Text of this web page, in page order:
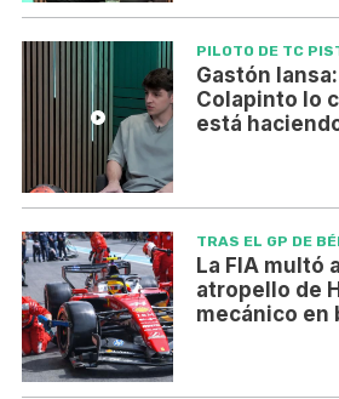
PILOTO DE TC
Gastón
Colapinto lo
está
TRAS EL GP DE
La FIA multó
atropello de
mecánico en